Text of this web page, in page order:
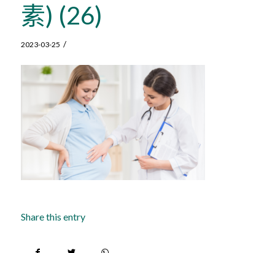
素) (26)
2023-03-25 /
Share this entry